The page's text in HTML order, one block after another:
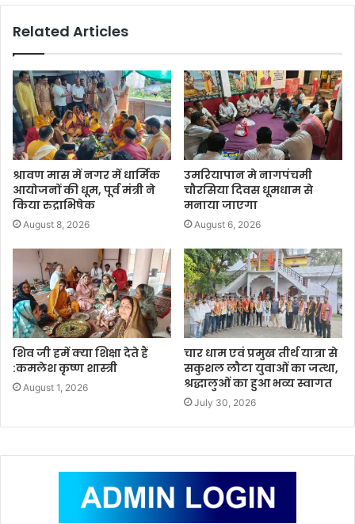
Related Articles
श्रावण मास में नगर में धार्मिक
आयोजनों की धूम, पूर्व मंत्री ने
किया रुद्राभिषेक
August 8, 2026
उमरियापान मे नागपंचमी
चौरसिया दिवस धूमधाम से
मनाया जाएगा
August 6, 2026
शिव जी हमें क्या शिक्षा देते हैं
:कमलेश कृष्ण शास्त्री
August 1, 2026
चार धाम एवं प्रमुख तीर्थ यात्रा से
सकुशल लौटा युवाओं का जत्था,
श्रद्धालुओं का हुआ भव्य स्वागत
July 30, 2026